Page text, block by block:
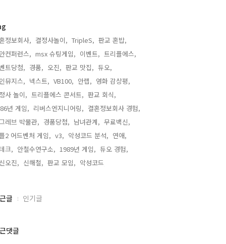
정보회사, 결정사놀이, TripleS, 판교 혼밥,
컨퍼런스, msx 슈팅게임, 이벤트, 트리플에스,
트당첨, 경품, 오진, 판교 맛집, 듀오,
뮤지스, 넥스트, VB100, 안랩, 영화 감상평,
사 놀이, 트리플에스 콘서트, 판교 회식,
년 게임, 리버스엔지니어링, 결혼정보회사 경험,
레브 박물관, 경품당첨, 남녀관계, 무료백신,
2 어드벤처 게임, v3, 악성코드 분석, 연애,
크, 안철수연구소, 1989년 게임, 듀오 경험,
오진, 신해철, 판교 모임, 악성코드,
글 인기글
댓글